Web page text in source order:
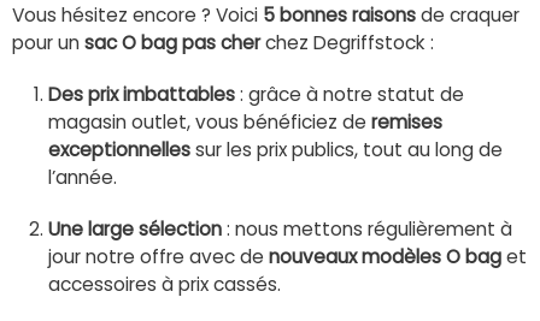
Vous hésitez encore ? Voici 5 bonnes raisonsde craquer
pour unsac O bag pas cherchez Degriffstock :
Des prix imbattables: grâce à notre statut de
magasin outlet, vous bénéficiez de remises
exceptionnellessur les prix publics, tout au long de
l’année.
Une large sélection: nous mettons régulièrement à
jour notre offre avec de nouveaux modèles O baget
accessoires à prix cassés.